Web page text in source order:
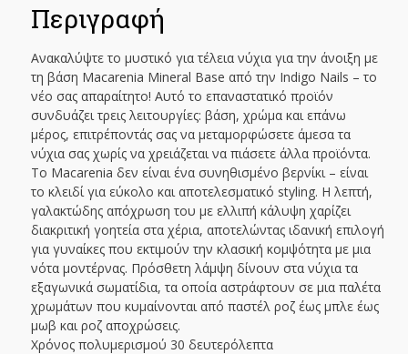
Περιγραφή
Ανακαλύψτε το μυστικό για τέλεια νύχια για την άνοιξη με
τη βάση Macarenia Mineral Base από την Indigo Nails – το
νέο σας απαραίτητο! Αυτό το επαναστατικό προϊόν
συνδυάζει τρεις λειτουργίες: βάση, χρώμα και επάνω
μέρος, επιτρέποντάς σας να μεταμορφώσετε άμεσα τα
νύχια σας χωρίς να χρειάζεται να πιάσετε άλλα προϊόντα.
Το Macarenia δεν είναι ένα συνηθισμένο βερνίκι – είναι
το κλειδί για εύκολο και αποτελεσματικό styling. Η λεπτή,
γαλακτώδης απόχρωση του με ελλιπή κάλυψη χαρίζει
διακριτική γοητεία στα χέρια, αποτελώντας ιδανική επιλογή
για γυναίκες που εκτιμούν την κλασική κομψότητα με μια
νότα μοντέρνας. Πρόσθετη λάμψη δίνουν στα νύχια τα
εξαγωνικά σωματίδια, τα οποία αστράφτουν σε μια παλέτα
χρωμάτων που κυμαίνονται από παστέλ ροζ έως μπλε έως
μωβ και ροζ αποχρώσεις.
Χρόνος πολυμερισμού 30 δευτερόλεπτα